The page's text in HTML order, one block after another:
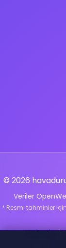
© 2026
Veriler
* Resmi tahminler
Haberler|